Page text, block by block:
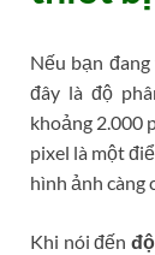
Nếu bạn
đây là độ
khoảng 2.000
pixel là một
hình ảnh càng
Khi nói đến